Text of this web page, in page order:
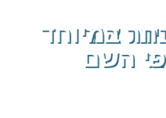
אור
במיוחד
השם